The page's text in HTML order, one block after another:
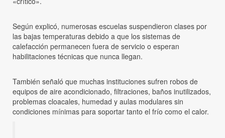
Según explicó, numerosas escuelas suspendieron clases por
las bajas temperaturas debido a que los sistemas de
calefacción permanecen fuera de servicio o esperan
habilitaciones técnicas que nunca llegan.
También señaló que muchas instituciones sufren robos de
equipos de aire acondicionado, filtraciones, baños inutilizados,
problemas cloacales, humedad y aulas modulares sin
condiciones mínimas para soportar tanto el frío como el calor.